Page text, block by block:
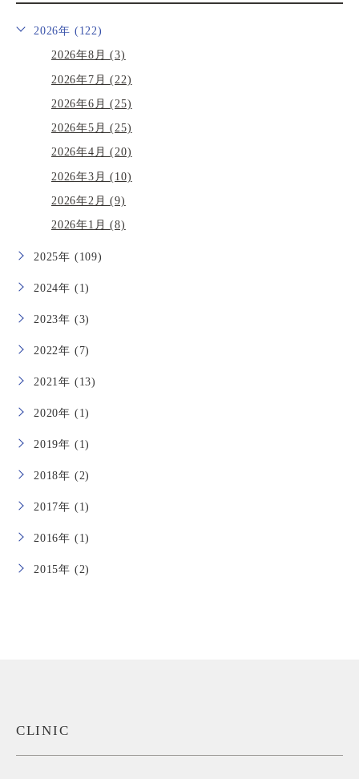
2026年 (122)
2026年8月 (3)
2026年7月 (22)
2026年6月 (25)
2026年5月 (25)
2026年4月 (20)
2026年3月 (10)
2026年2月 (9)
2026年1月 (8)
2025年 (109)
2024年 (1)
2023年 (3)
2022年 (7)
2021年 (13)
2020年 (1)
2019年 (1)
2018年 (2)
2017年 (1)
2016年 (1)
2015年 (2)
CLINIC